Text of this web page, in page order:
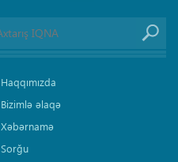
Haqqımızda
Bizimlə əlaqə
Xəbərnamə
Sorğu